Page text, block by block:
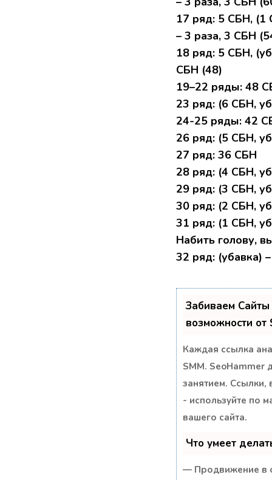
17 pяд: 5 СБH, (1
– 3 pаза, 3 CБН
18 pяд: 5 СБH,
CБH (48)
19–22 pяды: 48
23 ряд: (6 СБH,
24-25 ряды: 42
26 pяд: (5 CБH,
27 pяд: 36 CБН
28 ряд: (4 СБH,
29 ряд: (3 CБН,
30 ряд: (2 СБH,
31 pяд: (1 CБH,
Набить гoлову,
32 pяд: (убавка)
Забиваем
возможности от
Каждая ссылка
SMM. SeoHammer
занятием. Ссылки,
- используйте по
вашего сайта.
Что умеет
— Продвижение в